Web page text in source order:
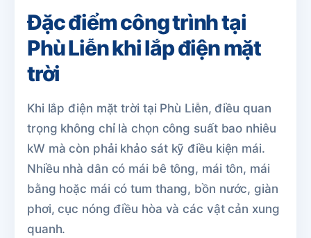
Đặc điểm công trình tại
Phù Liễn khi lắp điện mặt
trời
Khi lắp điện mặt trời tại Phù Liễn, điều quan
trọng không chỉ là chọn công suất bao nhiêu
kW mà còn phải khảo sát kỹ điều kiện mái.
Nhiều nhà dân có mái bê tông, mái tôn, mái
bằng hoặc mái có tum thang, bồn nước, giàn
phơi, cục nóng điều hòa và các vật cản xung
quanh.